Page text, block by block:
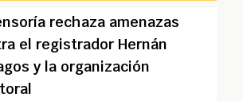
rechaza amenazas
el registrador Hernán
y la organización